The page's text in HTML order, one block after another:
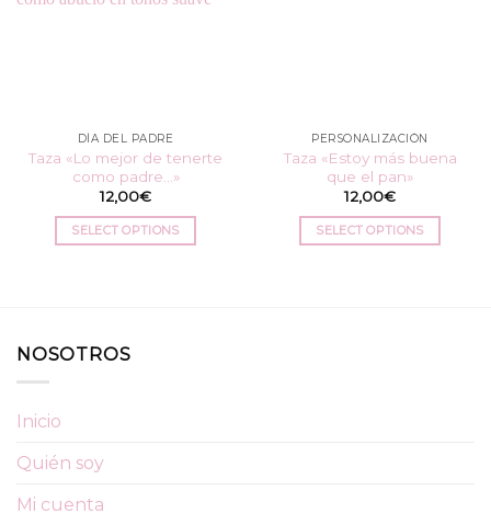
DÍA DEL PADRE
Taza «Lo mejor de tenerte
como padre…»
12,00€
SELECT OPTIONS
PERSONALIZACIÓN
Taza «Estoy más buena
que el pan»
12,00€
SELECT OPTIONS
NOSOTROS
Inicio
Quién soy
Mi cuenta